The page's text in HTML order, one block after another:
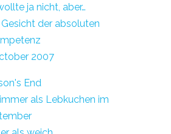
ja nicht, aber…
Gesicht der absoluten
2007
End
als Lebkuchen im